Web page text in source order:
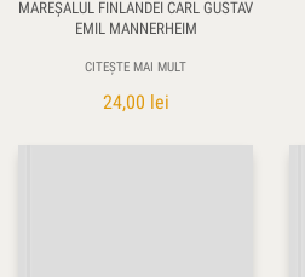
MAREŞALUL FINLANDEI CARL GUSTAV
EMIL MANNERHEIM
CITEȘTE MAI MULT
24,00 lei